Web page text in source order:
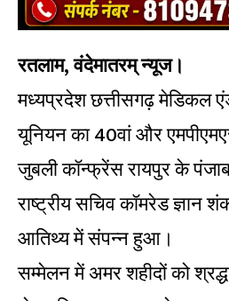
रतलाम, वंदेमातरम् न्यूज।
मध्यप्रदेश छत्तीसगढ़ मेडिकल
यूनियन का 40वां और
जुबली कॉन्फ्रेंस रायपुर के
राष्ट्रीय सचिव कॉमरेड ज्ञान
आतिथ्य में संपन्न हुआ।
सम्मेलन में अमर शहीदों को